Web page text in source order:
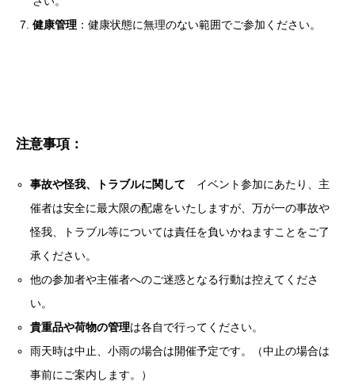
健康管理 ：健康状態に無理のない範囲でご参加ください。
注意事項：
事故や怪我、トラブルに関して イベント参加にあたり、主
催者は安全に最大限の配慮をいたしますが、万が一の事故や
怪我、トラブル等については責任を負いかねますことをご了
承ください。
他の参加者や主催者へのご迷惑となる行動は控えてくださ
い。
貴重品や荷物の管理は各自で行ってください。
雨天時は中止、小雨の場合は開催予定です。（中止の場合は
事前にご案内します。）